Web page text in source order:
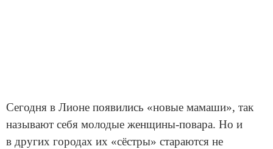
Сегодня в Лионе появились «новые мамаши», так
называют себя молодые женщины-повара. Но и
в других городах их «сёстры» стараются не